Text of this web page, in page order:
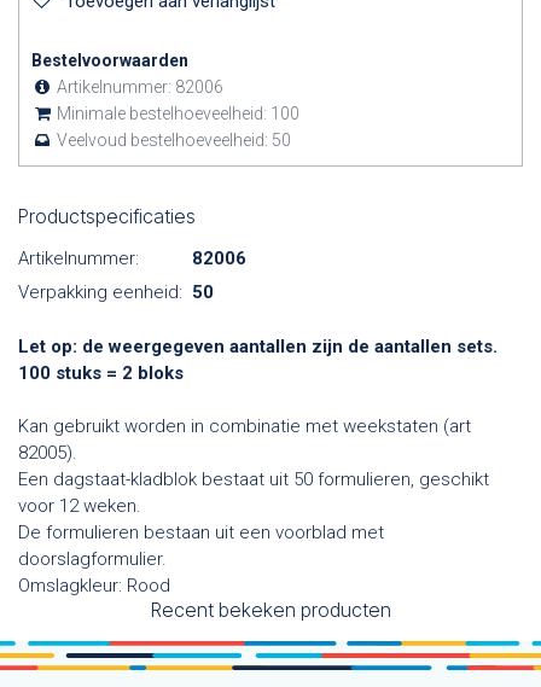
Bestelvoorwaarden
Artikelnummer: 82006
Minimale bestelhoeveelheid: 100
Veelvoud bestelhoeveelheid: 50
Productspecificaties
Artikelnummer:
82006
Verpakking eenheid: 50
Let op: de weergegeven aantallen zijn de aantallen sets.
100 stuks = 2 bloks
Kan gebruikt worden in combinatie met weekstaten (art
82005).
Een dagstaat-kladblok bestaat uit 50 formulieren, geschikt
voor 12 weken.
De formulieren bestaan uit een voorblad met
doorslagformulier.
Omslagkleur: Rood
Recent bekeken producten